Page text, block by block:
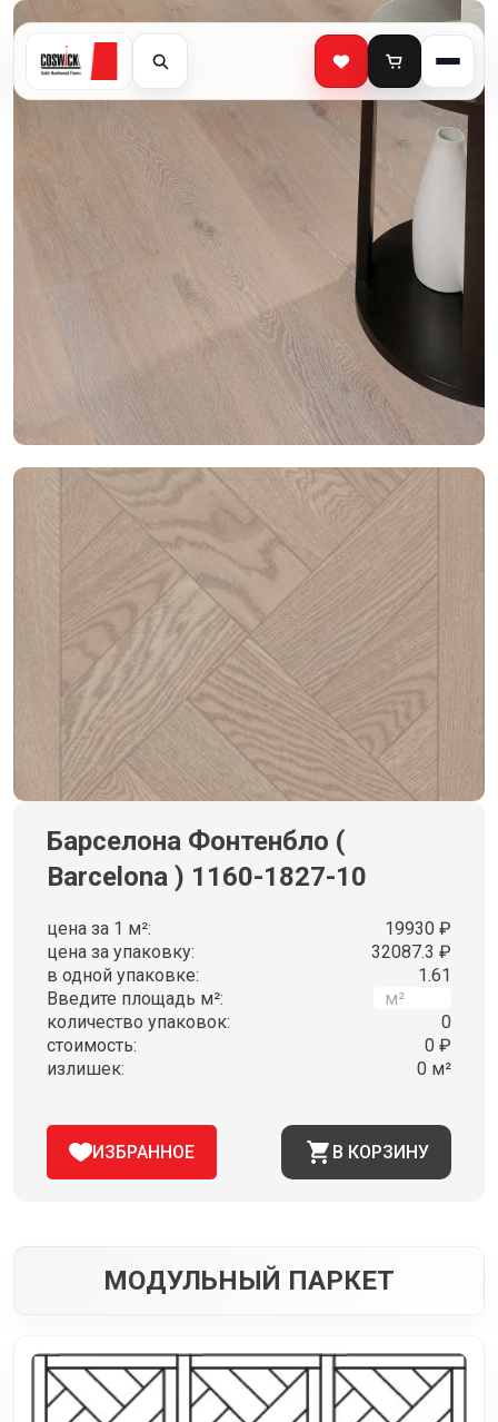
Барселона Фонтенбло (
Barcelona ) 1160-1827-10
цена за 1 м²:
19930 ₽
цена за упаковку:
32087.3 ₽
в одной упаковке:
1.61
Введите площадь м²:
количество упаковок:
0
стоимость:
0 ₽
излишек:
0 м²
ИЗБРАННОЕ В КОРЗИНУ
МОДУЛЬНЫЙ ПАРКЕТ